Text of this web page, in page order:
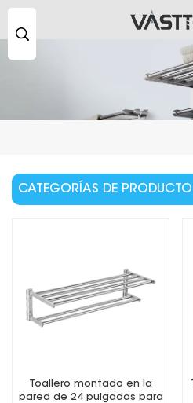
CATEGORÍAS DE PRODUCTO
Toallero montado en la
pared de 24 pulgadas para